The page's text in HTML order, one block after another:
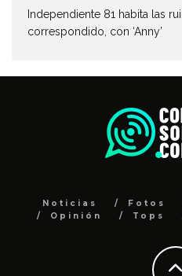
Independiente 81 habita las
correspondido, con ‘Anny’
Noticias Fotos
Opinión
Tops